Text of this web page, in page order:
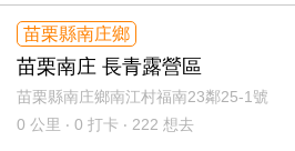
苗栗縣南庄鄉
苗栗南庄 長青露營區
苗栗縣南庄鄉南江村福南23鄰25-1號
0 公里 ‧ 0 打卡 ‧ 222 想去